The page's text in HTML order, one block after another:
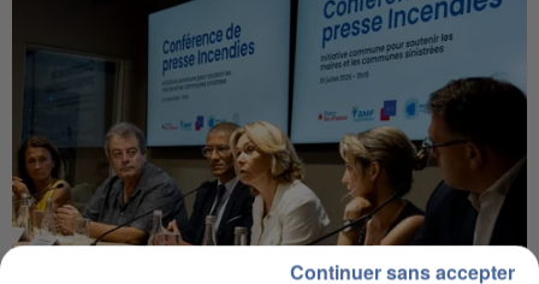
Continuer sans accepter